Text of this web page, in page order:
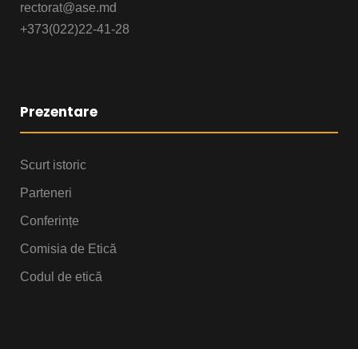
rectorat@ase.md
+373(022)22-41-28
Prezentare
Scurt istoric
Parteneri
Conferințe
Comisia de Etică
Codul de etică